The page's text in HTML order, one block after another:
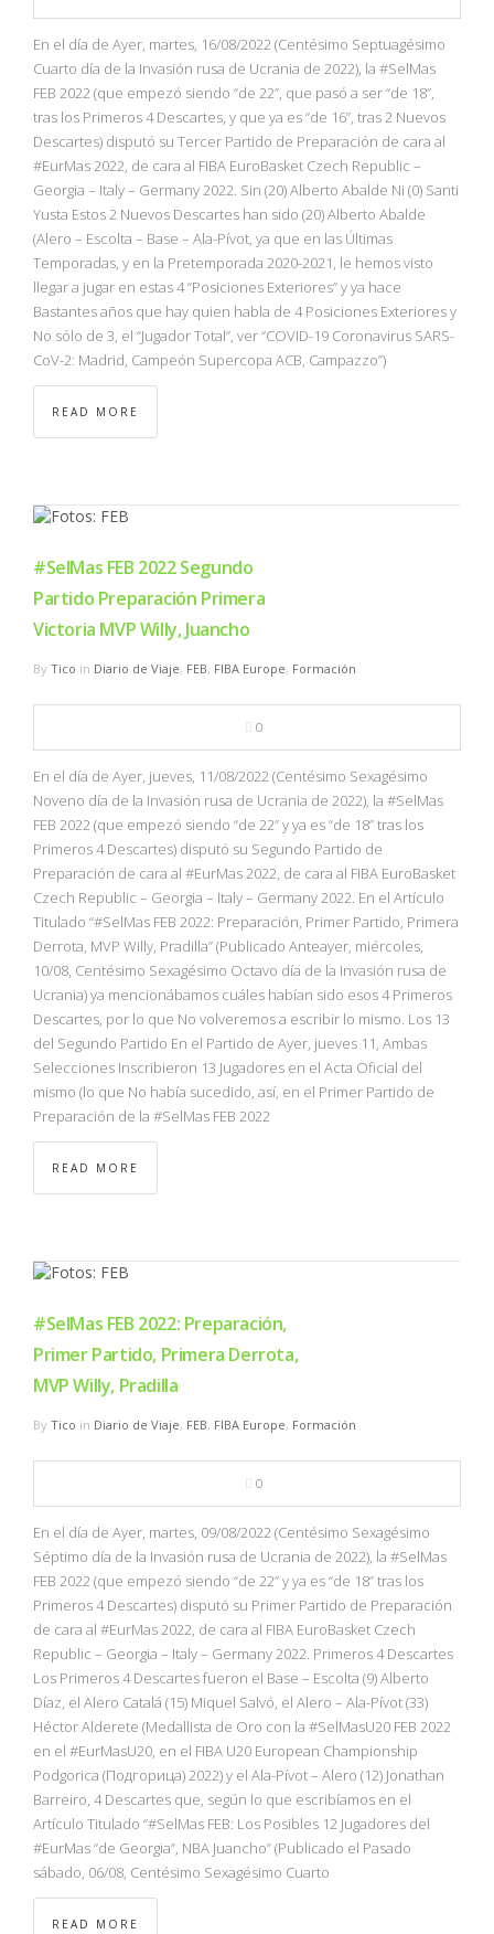
En el día de Ayer, martes, 16/08/2022 (Centésimo Septuagésimo
Cuarto día de la Invasión rusa de Ucrania de 2022), la #SelMas
FEB 2022 (que empezó siendo “de 22”, que pasó a ser “de 18”,
tras los Primeros 4 Descartes, y que ya es “de 16”, tras 2 Nuevos
Descartes) disputó su Tercer Partido de Preparación de cara al
#EurMas 2022, de cara al FIBA EuroBasket Czech Republic –
Georgia – Italy – Germany 2022. Sin (20) Alberto Abalde Ni (0) Santi
Yusta Estos 2 Nuevos Descartes han sido (20) Alberto Abalde
(Alero – Escolta – Base – Ala-Pívot, ya que en las Últimas
Temporadas, y en la Pretemporada 2020-2021, le hemos visto
llegar a jugar en estas 4 “Posiciones Exteriores” y ya hace
Bastantes años que hay quien habla de 4 Posiciones Exteriores y
No sólo de 3, el “Jugador Total”, ver “COVID-19 Coronavirus SARS-
CoV-2: Madrid, Campeón Supercopa ACB, Campazzo”)
READ MORE
#SelMas FEB 2022 Segundo
Partido Preparación Primera
Victoria MVP Willy, Juancho
By Tico in Diario de Viaje, FEB, FIBA Europe, Formación
0
En el día de Ayer, jueves, 11/08/2022 (Centésimo Sexagésimo
Noveno día de la Invasión rusa de Ucrania de 2022), la #SelMas
FEB 2022 (que empezó siendo “de 22” y ya es “de 18” tras los
Primeros 4 Descartes) disputó su Segundo Partido de
Preparación de cara al #EurMas 2022, de cara al FIBA EuroBasket
Czech Republic – Georgia – Italy – Germany 2022. En el Artículo
Titulado “#SelMas FEB 2022: Preparación, Primer Partido, Primera
Derrota, MVP Willy, Pradilla” (Publicado Anteayer, miércoles,
10/08, Centésimo Sexagésimo Octavo día de la Invasión rusa de
Ucrania) ya mencionábamos cuáles habían sido esos 4 Primeros
Descartes, por lo que No volveremos a escribir lo mismo. Los 13
del Segundo Partido En el Partido de Ayer, jueves 11, Ambas
Selecciones Inscribieron 13 Jugadores en el Acta Oficial del
mismo (lo que No había sucedido, así, en el Primer Partido de
Preparación de la #SelMas FEB 2022
READ MORE
#SelMas FEB 2022: Preparación,
Primer Partido, Primera Derrota,
MVP Willy, Pradilla
By Tico in Diario de Viaje, FEB, FIBA Europe, Formación
0
En el día de Ayer, martes, 09/08/2022 (Centésimo Sexagésimo
Séptimo día de la Invasión rusa de Ucrania de 2022), la #SelMas
FEB 2022 (que empezó siendo “de 22” y ya es “de 18” tras los
Primeros 4 Descartes) disputó su Primer Partido de Preparación
de cara al #EurMas 2022, de cara al FIBA EuroBasket Czech
Republic – Georgia – Italy – Germany 2022. Primeros 4 Descartes
Los Primeros 4 Descartes fueron el Base – Escolta (9) Alberto
Díaz, el Alero Catalá (15) Miquel Salvó, el Alero – Ala-Pívot (33)
Héctor Alderete (Medallista de Oro con la #SelMasU20 FEB 2022
en el #EurMasU20, en el FIBA U20 European Championship
Podgorica (Подгорица) 2022) y el Ala-Pívot – Alero (12) Jonathan
Barreiro, 4 Descartes que, según lo que escribíamos en el
Artículo Titulado “#SelMas FEB: Los Posibles 12 Jugadores del
#EurMas “de Georgia”, NBA Juancho” (Publicado el Pasado
sábado, 06/08, Centésimo Sexagésimo Cuarto
READ MORE